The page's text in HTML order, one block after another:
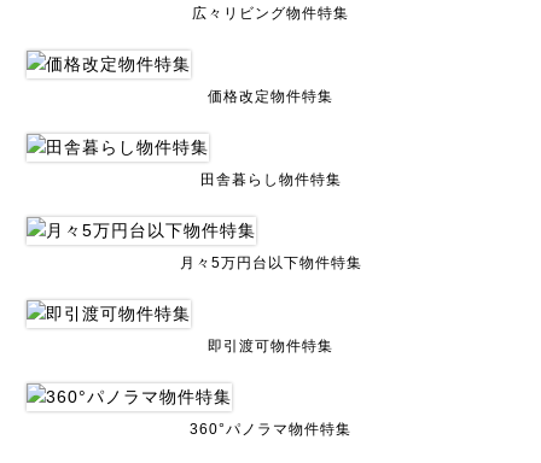
広々リビング物件特集
価格改定物件特集
田舎暮らし物件特集
月々5万円台以下物件特集
即引渡可物件特集
360°パノラマ物件特集